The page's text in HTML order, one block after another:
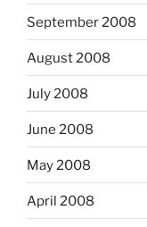
September 2008
August 2008
July 2008
June 2008
May 2008
April 2008